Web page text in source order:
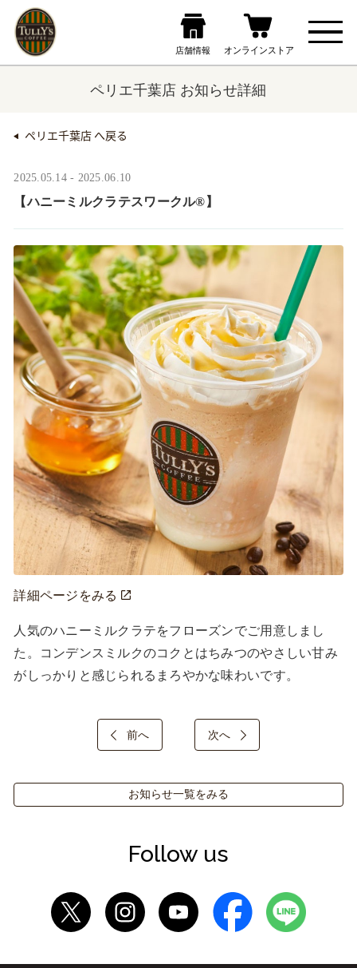
ペリエ千葉店 お知らせ詳細
ペリエ千葉店 へ戻る
2025.05.14 - 2025.06.10
【ハニーミルクラテスワークル®】
詳細ページをみる
人気のハニーミルクラテをフローズンでご用意しまし
た。コンデンスミルクのコクとはちみつのやさしい甘み
がしっかりと感じられるまろやかな味わいです。
前へ 次へ
お知らせ一覧をみる
Follow us